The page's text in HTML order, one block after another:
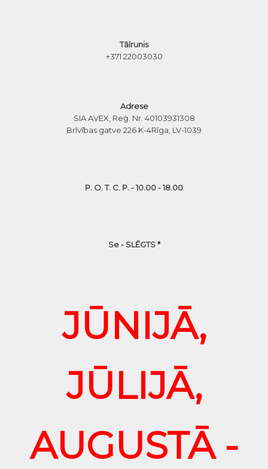
Tālrunis
+371 22003030
Adrese
SIA AVEX, Reģ. Nr. 40103931308
Brīvības gatve 226 K-4Rīga, LV-1039
P. O. T. C. P. - 10.00 - 18.00
Se - SLĒGTS *
JŪNIJĀ,
JŪLIJĀ,
AUGUSTĀ -